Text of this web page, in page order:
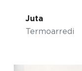
Juta
Termoarredi